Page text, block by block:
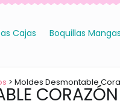
Cajas Boquillas Mangas
> Moldes Desmontable